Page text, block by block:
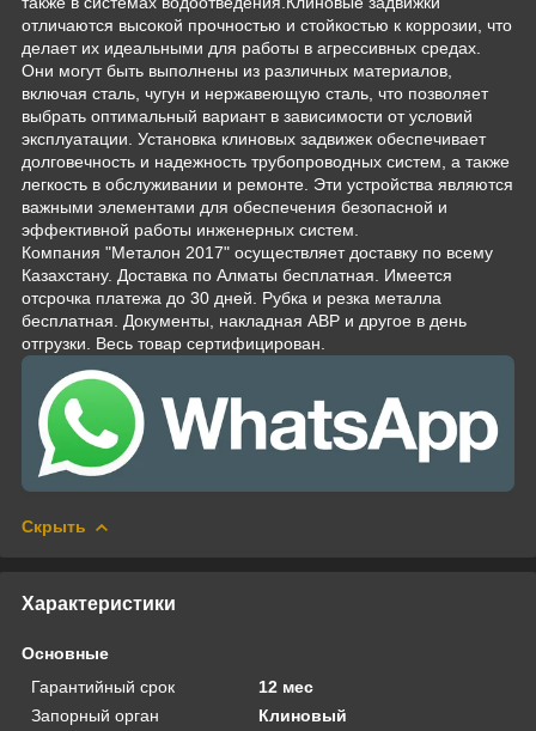
отличаются высокой прочностью и стойкостью к коррозии, что
делает их идеальными для работы в агрессивных средах.
Они могут быть выполнены из различных материалов,
включая сталь, чугун и нержавеющую сталь, что позволяет
выбрать оптимальный вариант в зависимости от условий
эксплуатации. Установка клиновых задвижек обеспечивает
долговечность и надежность трубопроводных систем, а также
легкость в обслуживании и ремонте. Эти устройства являются
важными элементами для обеспечения безопасной и
эффективной работы инженерных систем.
Компания "Металон 2017" осуществляет доставку по всему
Казахстану. Доставка по Алматы бесплатная. Имеется
отсрочка платежа до 30 дней. Рубка и резка металла
бесплатная. Документы, накладная АВР и другое в день
отгрузки. Весь товар сертифицирован.
Скрыть
Характеристики
Основные
Гарантийный срок
12 мес
Запорный орган
Клиновый